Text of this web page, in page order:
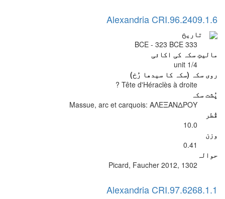
Alexandria CRI.96.2409.1.6
تاریخ
333 BCE - 323 BCE
مالیتِ سکہ کی اکائی
1/4 unit
روی سکہ (سکہ کا سیدھا رُخ)
Tête d'Héraclès à droite ?
پُشت سکہ
Massue, arc et carquois: ΑΛΕΞΑΝΔΡΟΥ
قُطر
10.0
وزن
0.41
حوالہ
Picard, Faucher 2012, 1302
Alexandria CRI.97.6268.1.1